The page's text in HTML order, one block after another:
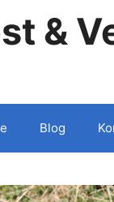
&
Blog